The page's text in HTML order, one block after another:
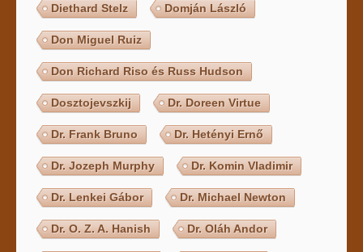
Diethard Stelz Domján László
Don Miguel Ruiz
Don Richard Riso és Russ Hudson
Dosztojevszkij Dr. Doreen Virtue
Dr. Frank Bruno Dr. Hetényi Ernő
Dr. Jozeph Murphy Dr. Komin Vladimir
Dr. Lenkei Gábor Dr. Michael Newton
Dr. O. Z. A. Hanish Dr. Oláh Andor